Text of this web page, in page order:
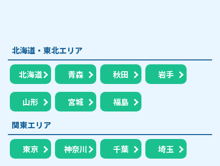
北海道・東北エリア
北海道 青森 秋田 岩手
山形 宮城
福島
関東エリア
東京 神奈川 千葉 埼玉